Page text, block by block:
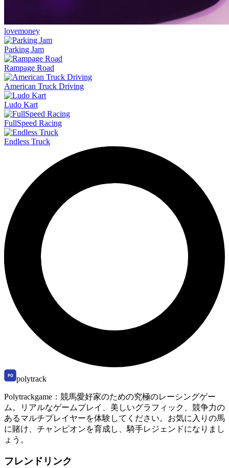
lovemoney
Parking Jam
Rampage Road
American Truck Driving
Ludo Kart
FullSpeed Racing
Endless Truck
polytrack
Polytrackgame：競馬愛好家のための究極のレーシングゲー
ム。リアルなゲームプレイ、美しいグラフィック、競争力の
あるマルチプレイヤーを体験してください。お気に入りの馬
に賭け、チャンピオンを育成し、騎手レジェンドになりまし
ょう。
フレンドリンク